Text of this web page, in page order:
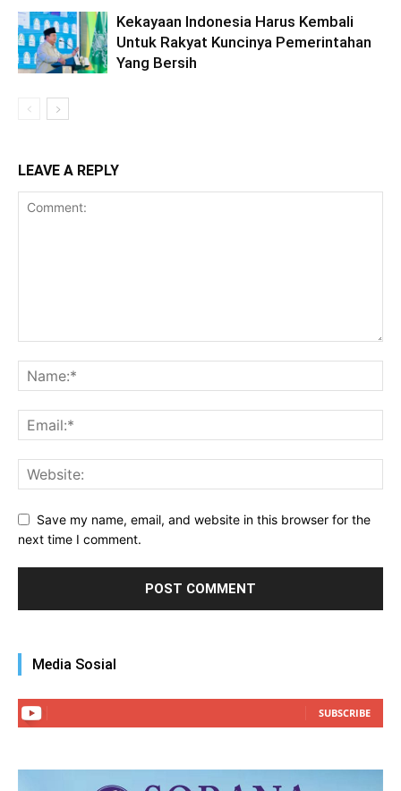
Kekayaan Indonesia Harus Kembali
Untuk Rakyat Kuncinya Pemerintahan
Yang Bersih
LEAVE A REPLY
Save my name, email, and website in this browser for the
next time I comment.
Media Sosial
SUBSCRIBE